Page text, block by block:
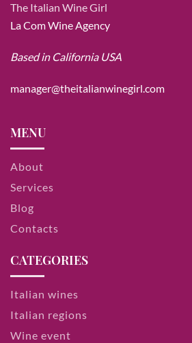
The Italian Wine Girl
La Com Wine Agency
Based in California USA
manager@theitalianwinegirl.com
MENU
About
Services
Blog
Contacts
CATEGORIES
Italian wines
Italian regions
Wine event